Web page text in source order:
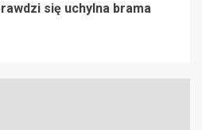
się uchylna brama